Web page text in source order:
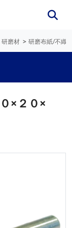
磨材 研磨布紙/不織
×２０×